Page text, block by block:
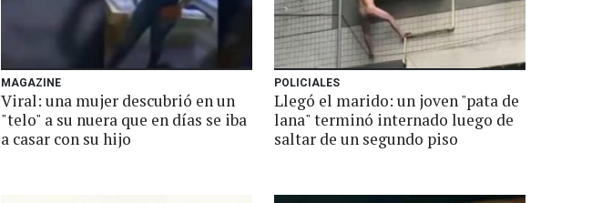
MAGAZINE
Viral: una mujer descubrió en un
"telo" a su nuera que en días se iba
a casar con su hijo
POLICIALES
Llegó el marido: un joven "pata de
lana" terminó internado luego de
saltar de un segundo piso